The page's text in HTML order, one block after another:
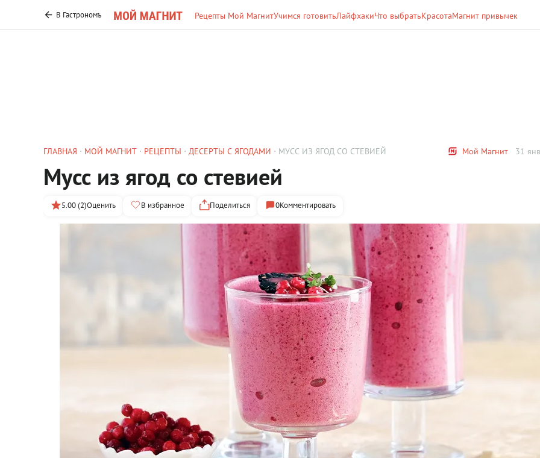
В Гастрономъ Рецепты Мой МагнитУчимся готовитьЛайфхакиЧто выбратьКрасотаМагнит привычек
ГЛАВНАЯ МОЙ МАГНИТ РЕЦЕПТЫ ДЕСЕРТЫ С ЯГОДАМИ МУСС ИЗ ЯГОД СО СТЕВИЕЙ Мой Магнит 31
Мусс из ягод со стевией
5.00 (2)Оценить В избранное Поделиться 0Комментировать